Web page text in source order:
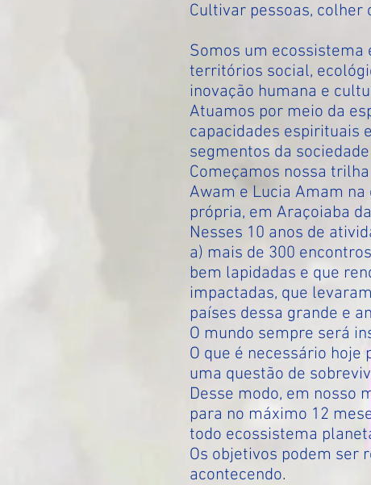
Cultivar pessoas, colher
Somos um
territórios social,
inovação humana e
Atuamos por meio da
capacidades espirituais
segmentos da
Começamos nossa
Awam e Lucia Amam na
própria, em Araçoiaba
Nesses 10 anos de
a) mais de 300
bem lapidadas e que
impactadas, que
países dessa grande e
O mundo sempre será
O que é necessário
uma questão de
Desse modo, em nosso
para no máximo 12
todo ecossistema
Os objetivos podem ser
acontecendo.